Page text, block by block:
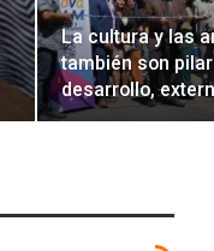
La cultura y las
también son
desarrollo,